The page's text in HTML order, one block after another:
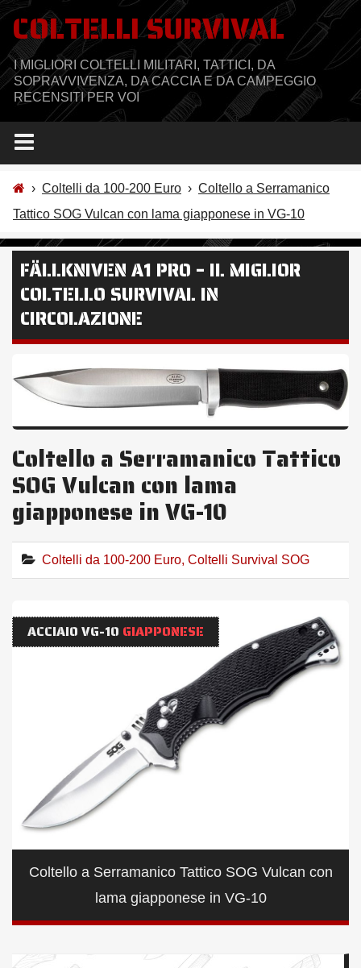
Salta
contenuto
COLTELLI SURVIVAL
I MIGLIORI COLTELLI MILITARI, TATTICI, DA
SOPRAVVIVENZA, DA CACCIA E DA CAMPEGGIO
RECENSITI PER VOI
› Coltelli da 100-200 Euro › Coltello a Serramanico
Tattico SOG Vulcan con lama giapponese in VG-10
FÄLLKNIVEN A1 PRO – IL MIGLIOR
COLTELLO SURVIVAL IN
CIRCOLAZIONE
Coltello a Serramanico Tattico
SOG Vulcan con lama
giapponese in VG-10
Coltelli da 100-200 Euro, Coltelli Survival SOG
ACCIAIO VG-10 GIAPPONESE
Coltello a Serramanico Tattico SOG Vulcan con
lama giapponese in VG-10